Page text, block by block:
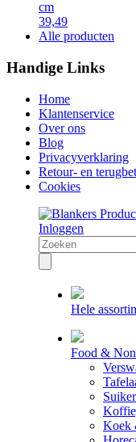
cm
39,49
Alle producten
Handige Links
Home
Klantenservice
Over ons
Blog
Privacyverklaring
Retour- en
Cookies
Inloggen
Hele
Food &
Koek